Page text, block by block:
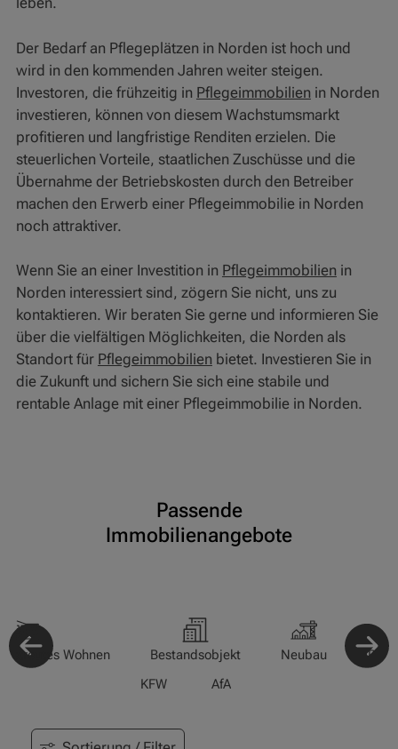
Der Bedarf an Pflegeplätzen in Norden ist hoch und
wird in den kommenden Jahren weiter steigen.
Investoren, die frühzeitig in Pflegeimmobilien in Norden
investieren, können von diesem Wachstumsmarkt
profitieren und langfristige Renditen erzielen. Die
steuerlichen Vorteile, staatlichen Zuschüsse und die
Übernahme der Betriebskosten durch den Betreiber
machen den Erwerb einer Pflegeimmobilie in Norden
noch attraktiver.
Wenn Sie an einer Investition in Pflegeimmobilien in
Norden interessiert sind, zögern Sie nicht, uns zu
kontaktieren. Wir beraten Sie gerne und informieren Sie
über die vielfältigen Möglichkeiten, die Norden als
Standort für Pflegeimmobilien bietet. Investieren Sie in
die Zukunft und sichern Sie sich eine stabile und
rentable Anlage mit einer Pflegeimmobilie in Norden.
Passende
Immobilienangebote
Wohnen Bestandsobjekt Neubau
KFW
AfA